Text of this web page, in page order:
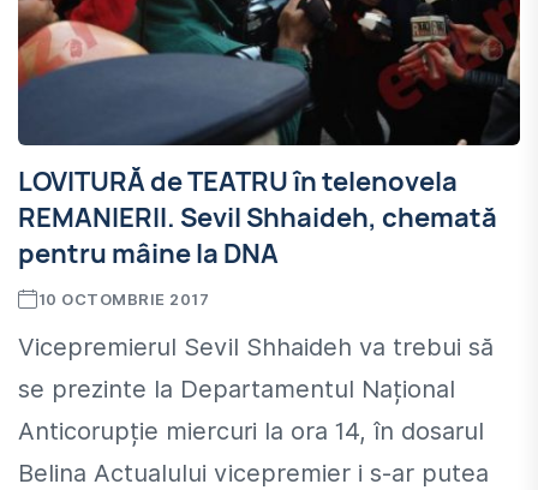
LOVITURĂ de TEATRU în telenovela
REMANIERII. Sevil Shhaideh, chemată
pentru mâine la DNA
10 OCTOMBRIE 2017
Vicepremierul Sevil Shhaideh va trebui să
se prezinte la Departamentul Național
Anticorupție miercuri la ora 14, în dosarul
Belina Actualului vicepremier i s-ar putea